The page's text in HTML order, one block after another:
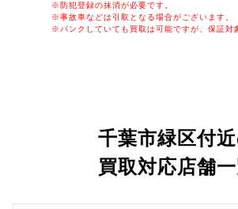
※防犯登録の抹消が必要です。
※事故車などは引取となる場合がございます。
※パンクしていても買取は可能ですが、保証対
千葉市緑区付
買取対応店舗